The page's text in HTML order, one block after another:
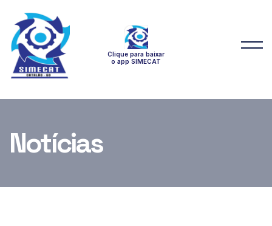
Clique para baixar
o app SIMECAT
Notícias